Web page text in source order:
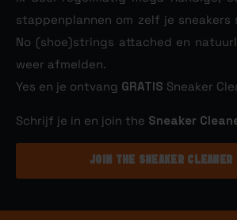
stappenplannen om zelf je sneakers
No (shoe)strings attached en
weer afmelden.
Yes en je ontvang GRATIS Sneaker
Schrijf je in en join the Sneaker
JOIN THE SNEAKER CLEANER